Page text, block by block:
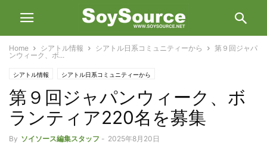
Home シアトル情報 シアトル日系コミュニティーから
第９回ジャパ
ンウィーク、ボ...
シアトル情報 シアトル日系コミュニティーから
第９回ジャパンウィーク、ボ
ランティア220名を募集
By ソイソース編集スタッフ - 2025年8月20日